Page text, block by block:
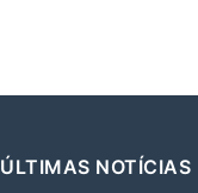
ÚLTIMAS NOTÍCIAS